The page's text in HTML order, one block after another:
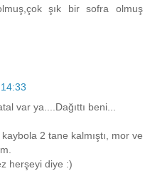
şık bir sofra olmuş
var ya....Dağıttı beni...
2 tane kalmıştı, mor ve
herşeyi diye :)